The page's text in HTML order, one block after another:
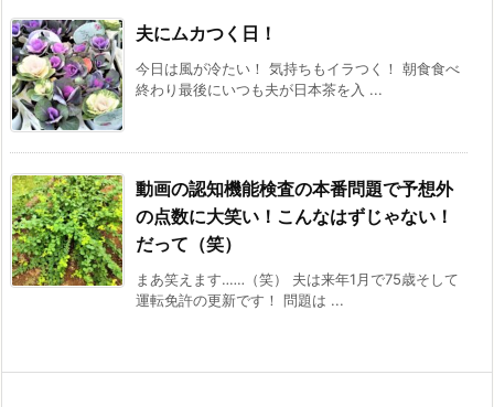
夫にムカつく日！
今日は風が冷たい！ 気持ちもイラつく！ 朝食食べ
終わり最後にいつも夫が日本茶を入 ...
動画の認知機能検査の本番問題で予想外
の点数に大笑い！こんなはずじゃない！
だって（笑）
まあ笑えます‥‥‥（笑） 夫は来年1月で75歳そして
運転免許の更新です！ 問題は ...